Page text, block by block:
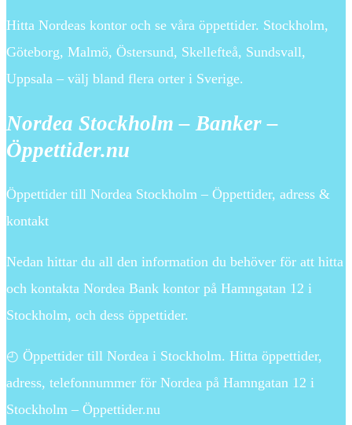
Hitta Nordeas kontor och se våra öppettider. Stockholm,
Göteborg, Malmö, Östersund, Skellefteå, Sundsvall,
Uppsala – välj bland flera orter i Sverige.
Nordea Stockholm – Banker –
Öppettider.nu
Öppettider till Nordea Stockholm – Öppettider, adress &
kontakt
Nedan hittar du all den information du behöver för att hitta
och kontakta Nordea Bank kontor på Hamngatan 12 i
Stockholm, och dess öppettider.
◴ Öppettider till Nordea i Stockholm. Hitta öppettider,
adress, telefonnummer för Nordea på Hamngatan 12 i
Stockholm – Öppettider.nu